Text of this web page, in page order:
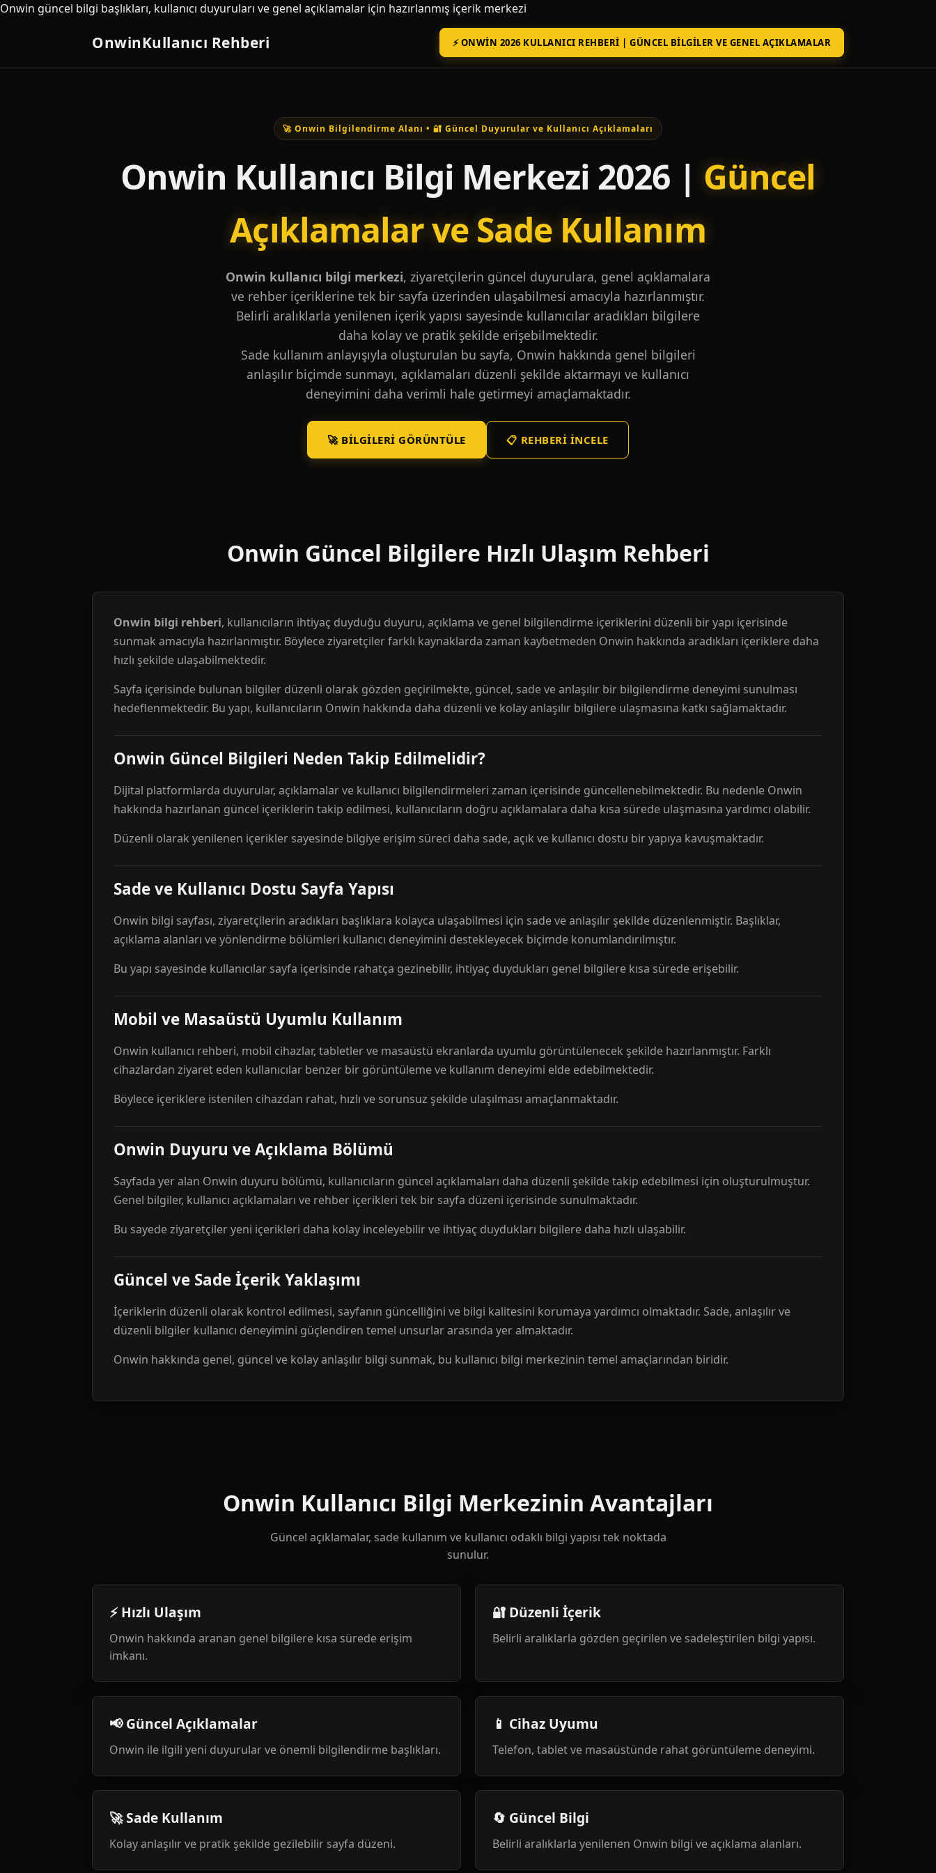
Onwin güncel bilgi başlıkları, kullanıcı duyuruları ve genel açıklamalar için hazırlanmış içerik merkezi
OnwinKullanıcı Rehberi ⚡ ONWIN 2026 KULLANICI REHBERI | GÜNCEL BILGILER VE GENEL AÇIKLAMALAR
🚀 Onwin Bilgilendirme Alanı • 🔐 Güncel Duyurular ve Kullanıcı Açıklamaları
Onwin Kullanıcı Bilgi Merkezi 2026 | Güncel
Açıklamalar ve Sade Kullanım
Onwin kullanıcı bilgi merkezi, ziyaretçilerin güncel duyurulara, genel açıklamalara
ve rehber içeriklerine tek bir sayfa üzerinden ulaşabilmesi amacıyla hazırlanmıştır.
Belirli aralıklarla yenilenen içerik yapısı sayesinde kullanıcılar aradıkları bilgilere
daha kolay ve pratik şekilde erişebilmektedir.
Sade kullanım anlayışıyla oluşturulan bu sayfa, Onwin hakkında genel bilgileri
anlaşılır biçimde sunmayı, açıklamaları düzenli şekilde aktarmayı ve kullanıcı
deneyimini daha verimli hale getirmeyi amaçlamaktadır.
🚀 BILGILERI GÖRÜNTÜLE 📋 REHBERI İNCELE
Onwin Güncel Bilgilere Hızlı Ulaşım Rehberi
Onwin bilgi rehberi, kullanıcıların ihtiyaç duyduğu duyuru, açıklama ve genel bilgilendirme içeriklerini düzenli bir yapı içerisinde
sunmak amacıyla hazırlanmıştır. Böylece ziyaretçiler farklı kaynaklarda zaman kaybetmeden Onwin hakkında aradıkları içeriklere daha
hızlı şekilde ulaşabilmektedir.
Sayfa içerisinde bulunan bilgiler düzenli olarak gözden geçirilmekte, güncel, sade ve anlaşılır bir bilgilendirme deneyimi sunulması
hedeflenmektedir. Bu yapı, kullanıcıların Onwin hakkında daha düzenli ve kolay anlaşılır bilgilere ulaşmasına katkı sağlamaktadır.
Onwin Güncel Bilgileri Neden Takip Edilmelidir?
Dijital platformlarda duyurular, açıklamalar ve kullanıcı bilgilendirmeleri zaman içerisinde güncellenebilmektedir. Bu nedenle Onwin
hakkında hazırlanan güncel içeriklerin takip edilmesi, kullanıcıların doğru açıklamalara daha kısa sürede ulaşmasına yardımcı olabilir.
Düzenli olarak yenilenen içerikler sayesinde bilgiye erişim süreci daha sade, açık ve kullanıcı dostu bir yapıya kavuşmaktadır.
Sade ve Kullanıcı Dostu Sayfa Yapısı
Onwin bilgi sayfası, ziyaretçilerin aradıkları başlıklara kolayca ulaşabilmesi için sade ve anlaşılır şekilde düzenlenmiştir. Başlıklar,
açıklama alanları ve yönlendirme bölümleri kullanıcı deneyimini destekleyecek biçimde konumlandırılmıştır.
Bu yapı sayesinde kullanıcılar sayfa içerisinde rahatça gezinebilir, ihtiyaç duydukları genel bilgilere kısa sürede erişebilir.
Mobil ve Masaüstü Uyumlu Kullanım
Onwin kullanıcı rehberi, mobil cihazlar, tabletler ve masaüstü ekranlarda uyumlu görüntülenecek şekilde hazırlanmıştır. Farklı
cihazlardan ziyaret eden kullanıcılar benzer bir görüntüleme ve kullanım deneyimi elde edebilmektedir.
Böylece içeriklere istenilen cihazdan rahat, hızlı ve sorunsuz şekilde ulaşılması amaçlanmaktadır.
Onwin Duyuru ve Açıklama Bölümü
Sayfada yer alan Onwin duyuru bölümü, kullanıcıların güncel açıklamaları daha düzenli şekilde takip edebilmesi için oluşturulmuştur.
Genel bilgiler, kullanıcı açıklamaları ve rehber içerikleri tek bir sayfa düzeni içerisinde sunulmaktadır.
Bu sayede ziyaretçiler yeni içerikleri daha kolay inceleyebilir ve ihtiyaç duydukları bilgilere daha hızlı ulaşabilir.
Güncel ve Sade İçerik Yaklaşımı
İçeriklerin düzenli olarak kontrol edilmesi, sayfanın güncelliğini ve bilgi kalitesini korumaya yardımcı olmaktadır. Sade, anlaşılır ve
düzenli bilgiler kullanıcı deneyimini güçlendiren temel unsurlar arasında yer almaktadır.
Onwin hakkında genel, güncel ve kolay anlaşılır bilgi sunmak, bu kullanıcı bilgi merkezinin temel amaçlarından biridir.
Onwin Kullanıcı Bilgi Merkezinin Avantajları
Güncel açıklamalar, sade kullanım ve kullanıcı odaklı bilgi yapısı tek noktada
sunulur.
⚡ Hızlı Ulaşım
Onwin hakkında aranan genel bilgilere kısa sürede erişim
imkanı.
🔐 Düzenli İçerik
Belirli aralıklarla gözden geçirilen ve sadeleştirilen bilgi yapısı.
📢 Güncel Açıklamalar
Onwin ile ilgili yeni duyurular ve önemli bilgilendirme başlıkları.
📱 Cihaz Uyumu
Telefon, tablet ve masaüstünde rahat görüntüleme deneyimi.
🚀 Sade Kullanım
Kolay anlaşılır ve pratik şekilde gezilebilir sayfa düzeni.
🔄 Güncel Bilgi
Belirli aralıklarla yenilenen Onwin bilgi ve açıklama alanları.